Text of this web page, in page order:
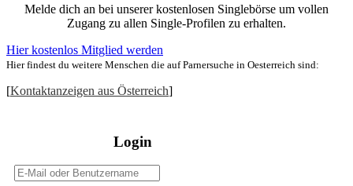
Melde dich an bei unserer kostenlosen Singlebörse um vollen
Zugang zu allen Single-Profilen zu erhalten.
Hier kostenlos Mitglied werden
Hier findest du weitere Menschen die auf Parnersuche in Oesterreich sind:
[Kontaktanzeigen aus Österreich]
Login